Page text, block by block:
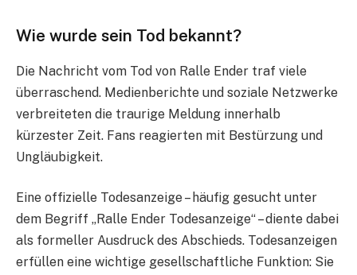
Wie wurde sein Tod bekannt?
Die Nachricht vom Tod von Ralle Ender traf viele
überraschend. Medienberichte und soziale Netzwerke
verbreiteten die traurige Meldung innerhalb
kürzester Zeit. Fans reagierten mit Bestürzung und
Ungläubigkeit.
Eine offizielle Todesanzeige – häufig gesucht unter
dem Begriff „Ralle Ender Todesanzeige“ – diente dabei
als formeller Ausdruck des Abschieds. Todesanzeigen
erfüllen eine wichtige gesellschaftliche Funktion: Sie